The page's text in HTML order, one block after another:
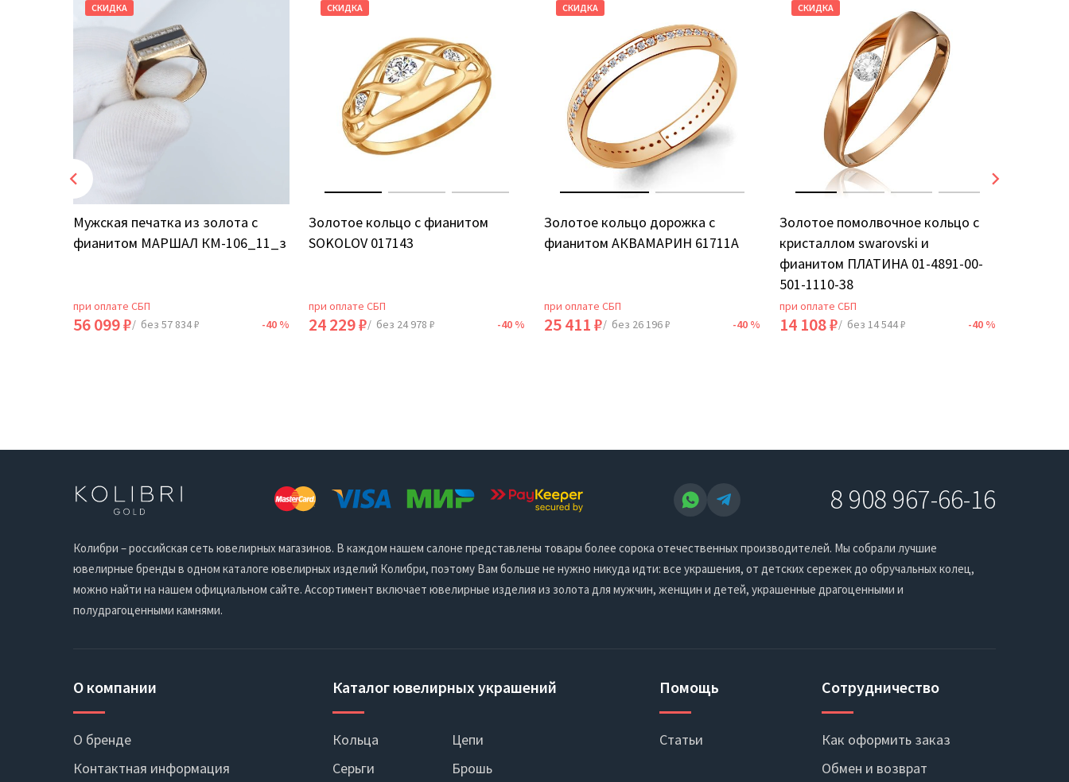
СКИДКА
Мужская печатка из золота с
фианитом МАРШАЛ КМ-106_11_з
при оплате СБП
56 099 ₽/ без 57 834 ₽ -40 %
СКИДКА
Золотое кольцо с фианитом
SOKOLOV 017143
при оплате СБП
24 229 ₽/ без 24 978 ₽ -40 %
СКИДКА
Золотое кольцо дорожка с
фианитом АКВАМАРИН 61711А
при оплате СБП
25 411 ₽/ без 26 196 ₽ -40 %
СКИДКА
Золотое помолвочное кольцо с
кристаллом swarovski и
фианитом ПЛАТИНА 01-4891-00-
501-1110-38
при оплате СБП
14 108 ₽/ без 14 544 ₽ -40 %
8 908 967-66-16
Колибри – российская сеть ювелирных магазинов. В каждом нашем салоне представлены товары более сорока отечественных производителей. Мы собрали лучшие
ювелирные бренды в одном каталоге ювелирных изделий Колибри, поэтому Вам больше не нужно никуда идти: все украшения, от детских сережек до обручальных колец,
можно найти на нашем официальном сайте. Ассортимент включает ювелирные изделия из золота для мужчин, женщин и детей, украшенные драгоценными и
полудрагоценными камнями.
О компании
О бренде
Контактная информация
Каталог ювелирных украшений
Кольца
Серьги
Цепи
Брошь
Помощь
Статьи
Сотрудничество
Как оформить заказ
Обмен и возврат